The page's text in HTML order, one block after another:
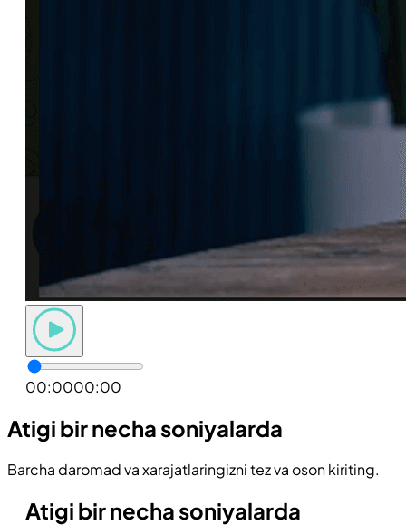
00:0000:00
Atigi bir necha soniyalarda
Barcha daromad va xarajatlaringizni tez va oson kiriting.
Atigi bir necha soniyalarda